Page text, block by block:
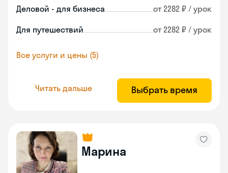
Деловой - для бизнеса от 2282 ₽ / урок
Для путешествий от 2282 ₽ / урок
Все услуги и цены (5)
Читать дальше Выбрать время
Марина